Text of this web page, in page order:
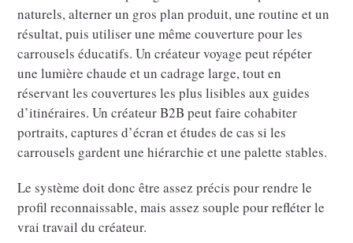
naturels, alterner un gros plan produit, une routine et un
résultat, puis utiliser une même couverture pour les
carrousels éducatifs. Un créateur voyage peut répéter
une lumière chaude et un cadrage large, tout en
réservant les couvertures les plus lisibles aux guides
d’itinéraires. Un créateur B2B peut faire cohabiter
portraits, captures d’écran et études de cas si les
carrousels gardent une hiérarchie et une palette stables.
Le système doit donc être assez précis pour rendre le
profil reconnaissable, mais assez souple pour refléter le
vrai travail du créateur.